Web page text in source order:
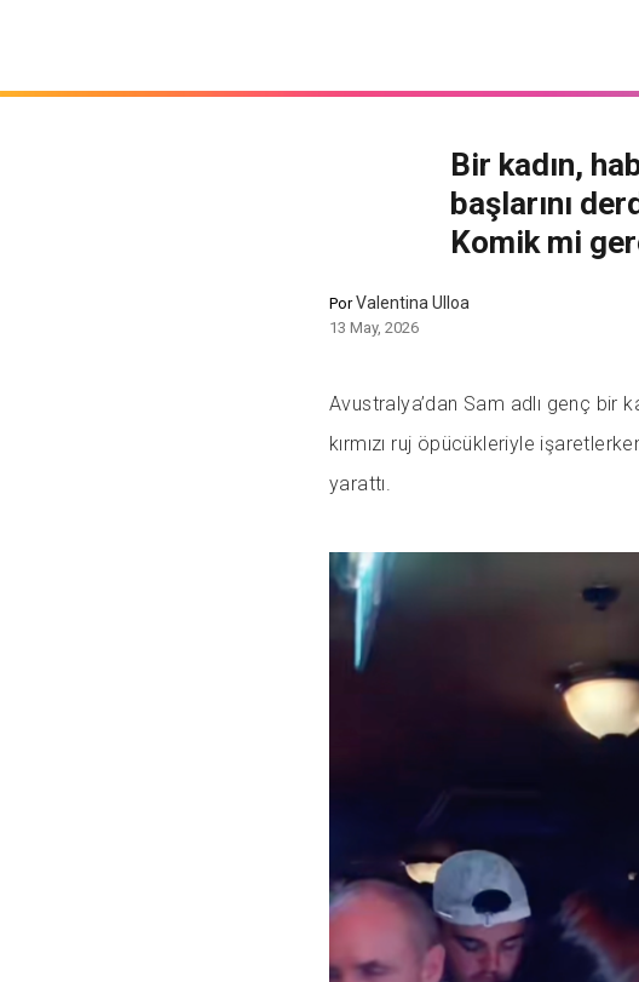
Bir kadın,
başlarını
Komik mi
PorValentina Ulloa
13 May, 2026
Avustralya’dan Sam adlı genç bir
kırmızı ruj öpücükleriyle
yarattı.